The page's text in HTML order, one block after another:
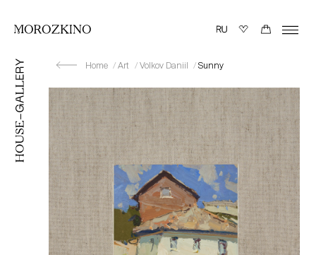
Home Art Volkov Daniil Sunny